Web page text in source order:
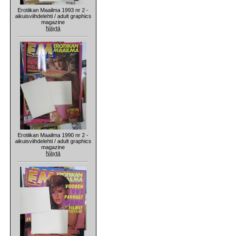
Erotiikan Maailma 1993 nr 2 -
aikuisviihdelehti / adult graphics
magazine
Näytä
Erotiikan Maailma 1990 nr 2 -
aikuisviihdelehti / adult graphics
magazine
Näytä